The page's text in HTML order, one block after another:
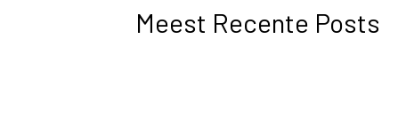
Meest Recente Posts